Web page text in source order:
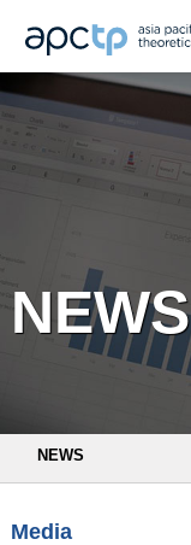
NEWS
NEWS
Media